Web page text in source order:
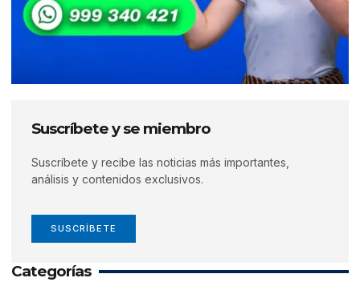
Suscríbete y se miembro
Suscríbete y recibe las noticias más importantes,
análisis y contenidos exclusivos.
SUSCRÍBETE
Categorías